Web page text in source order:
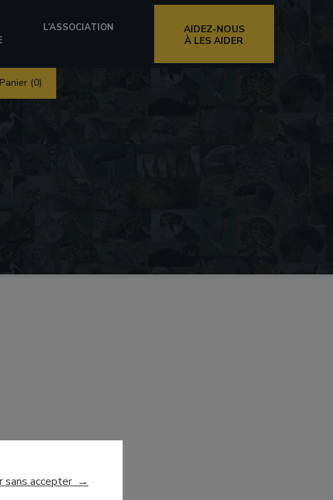
sans accepter →
L’ASSOCIATION
AIDEZ-NOUS
À LES AIDER
Panier (0)